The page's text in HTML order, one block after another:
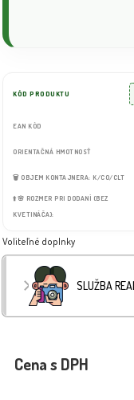
KÓD PRODUKTU
EAN KÓD
ORIENTAČNÁ HMOTNOSŤ
🗑️ OBJEM KONTAJNERA: K/CO/CLT
⬆️🌸 ROZMER PRI DODANÍ (BEZ
KVETINÁČA):
Voliteľné doplnky
SLUŽBA
Cena s DPH